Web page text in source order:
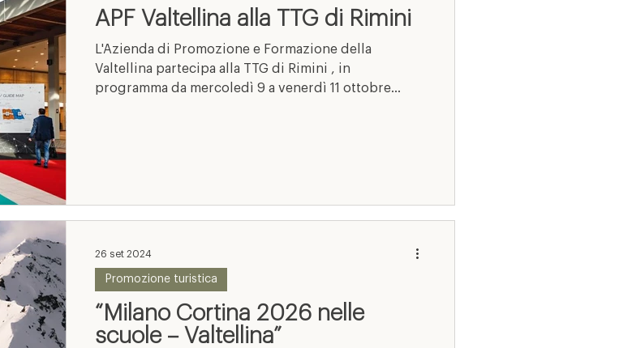
APF Valtellina alla TTG di Rimini
L'Azienda di Promozione e Formazione della
Valtellina partecipa alla TTG di Rimini , in
programma da mercoledì 9 a venerdì 11 ottobre...
“Milano Cortina 2026 nelle
scuole – Valtellina”
Promozione turistica
26 set 2024